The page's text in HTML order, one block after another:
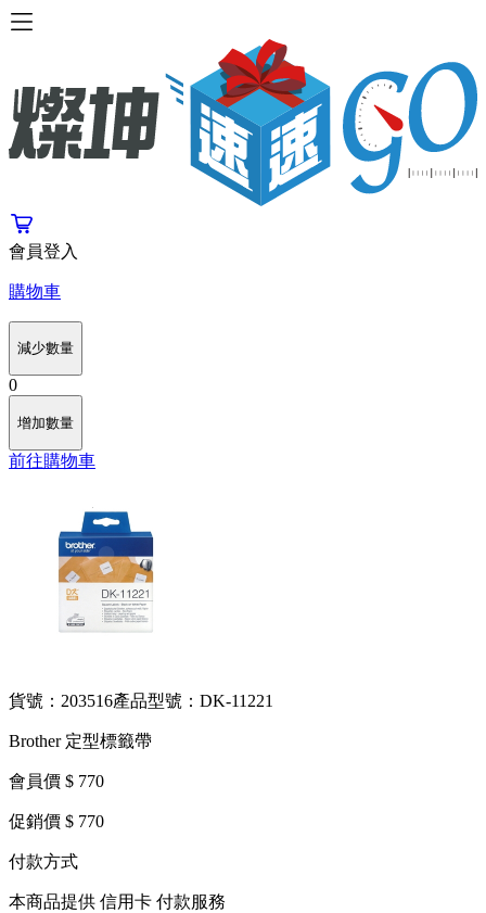
會員登入
購物車
減少數量
0
增加數量
前往購物車
貨號：203516產品型號：DK-11221
Brother 定型標籤帶
會員價 $ 770
促銷價 $ 770
付款方式
本商品提供 信用卡 付款服務